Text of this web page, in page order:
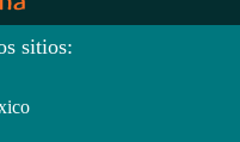
sitios: